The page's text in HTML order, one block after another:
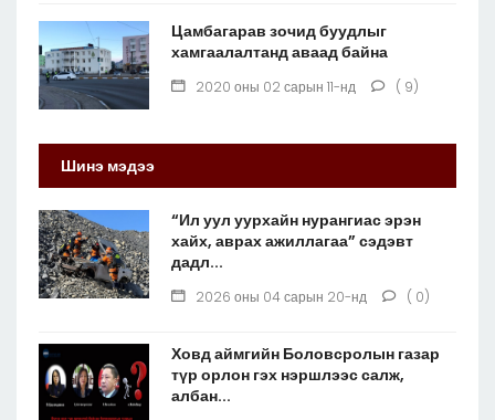
Цамбагарав зочид буудлыг
хамгаалалтанд аваад байна
2020 оны 02 сарын 11-нд ( 9)
Шинэ мэдээ
“Ил уул уурхайн нурангиас эрэн
хайх, аврах ажиллагаа” сэдэвт
дадл...
2026 оны 04 сарын 20-нд ( 0)
Ховд аймгийн Боловсролын газар
түр орлон гэх нэршлээс салж,
албан...